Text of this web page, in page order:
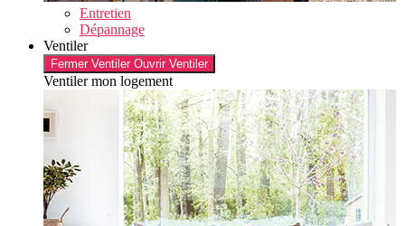
Entretien
Dépannage
Ventiler
Fermer Ventiler Ouvrir Ventiler
Ventiler mon logement